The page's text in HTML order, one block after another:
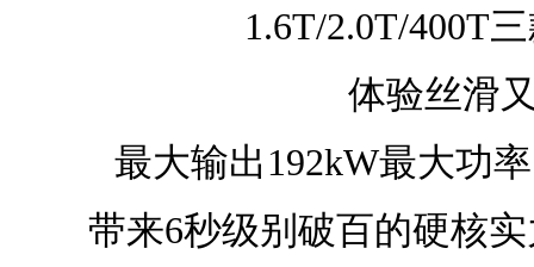
1.6T/2.0T/400T
体验丝滑
最大输出192kW最大功
带来6秒级别破百的硬核